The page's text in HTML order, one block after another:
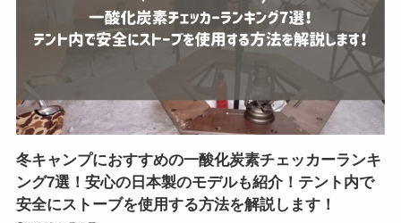
冬キャンプにおすすめの一酸化炭素チェッカーランキ
ング7選！安心の日本製のモデルも紹介！テント内で
安全にストーブを使用する方法を解説します！